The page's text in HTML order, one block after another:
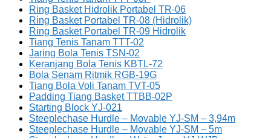
Ring Basket Hidrolik Portabel TR-06
Ring Basket Portabel TR-08 (Hidrolik)
Ring Basket Portabel TR-09 Hidrolik
Tiang Tenis Tanam TTT-02
Jaring Bola Tenis TSN-02
Keranjang Bola Tenis KBTL-72
Bola Senam Ritmik RGB-19G
Tiang Bola Voli Tanam TVT-05
Padding Tiang Basket TTBB-02P
Starting Block YJ-021
Steeplechase Hurdle – Movable YJ-SM – 3,94m
Steeplechase Hurdle – Movable YJ-SM – 5m